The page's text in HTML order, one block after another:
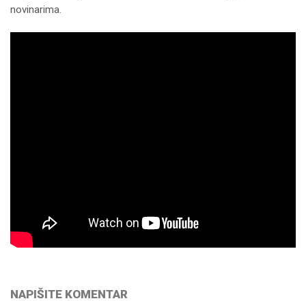
novinarima.
NAPIŠITE KOMENTAR